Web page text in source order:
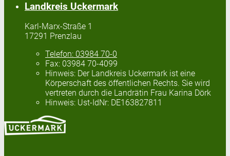
Landkreis Uckermark
Karl-Marx-Straße 1
17291 Prenzlau
Telefon: 03984 70-0
Fax: 03984 70-4099
Hinweis: Der Landkreis Uckermark ist eine
Körperschaft des öffentlichen Rechts. Sie wird
vertreten durch die Landrätin Frau Karina Dörk
Hinweis: Ust-IdNr: DE163827811